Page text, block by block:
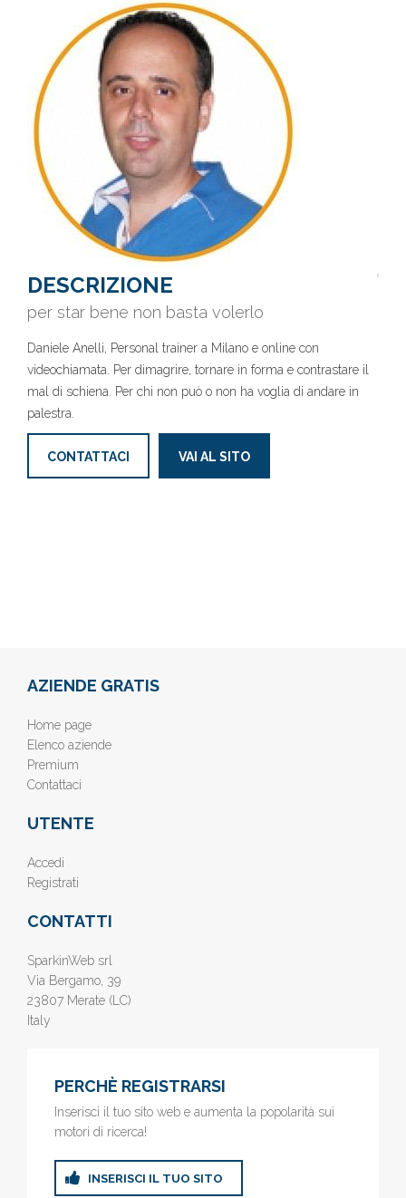
DESCRIZIONE
per star bene non basta volerlo
Daniele Anelli, Personal trainer a Milano e online con
videochiamata. Per dimagrire, tornare in forma e contrastare il
mal di schiena. Per chi non può o non ha voglia di andare in
palestra.
CONTATTACI VAI AL SITO
AZIENDE GRATIS
Home page
Elenco aziende
Premium
Contattaci
UTENTE
Accedi
Registrati
CONTATTI
SparkinWeb srl
Via Bergamo, 39
23807 Merate (LC)
Italy
PERCHÈ REGISTRARSI
Inserisci il tuo sito web e aumenta la popolarità sui
motori di ricerca!
INSERISCI IL TUO SITO